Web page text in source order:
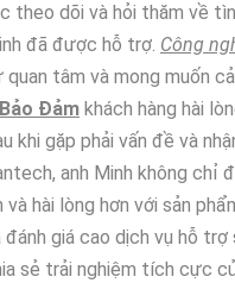
theo dõi và hỏi thăm về
đã được hỗ trợ. Công
quan tâm và mong muốn
Bảo Đảm khách hàng hài
khi gặp phải vấn đề và
anh Minh không chỉ
và hài lòng hơn với sản
đánh giá cao dịch vụ hỗ
sẻ trải nghiệm tích cực